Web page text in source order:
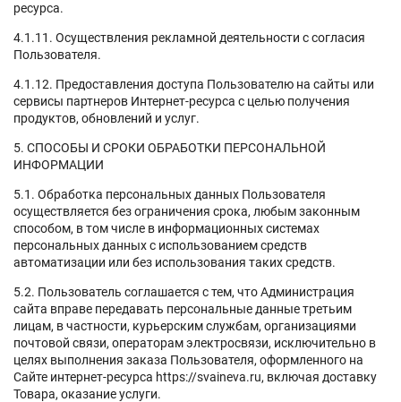
ресурса.
4.1.11. Осуществления рекламной деятельности с согласия
Пользователя.
4.1.12. Предоставления доступа Пользователю на сайты или
сервисы партнеров Интернет-ресурса с целью получения
продуктов, обновлений и услуг.
5. СПОСОБЫ И СРОКИ ОБРАБОТКИ ПЕРСОНАЛЬНОЙ
ИНФОРМАЦИИ
5.1. Обработка персональных данных Пользователя
осуществляется без ограничения срока, любым законным
способом, в том числе в информационных системах
персональных данных с использованием средств
автоматизации или без использования таких средств.
5.2. Пользователь соглашается с тем, что Администрация
сайта вправе передавать персональные данные третьим
лицам, в частности, курьерским службам, организациями
почтовой связи, операторам электросвязи, исключительно в
целях выполнения заказа Пользователя, оформленного на
Сайте интернет-ресурса https://svaineva.ru, включая доставку
Товара, оказание услуги.